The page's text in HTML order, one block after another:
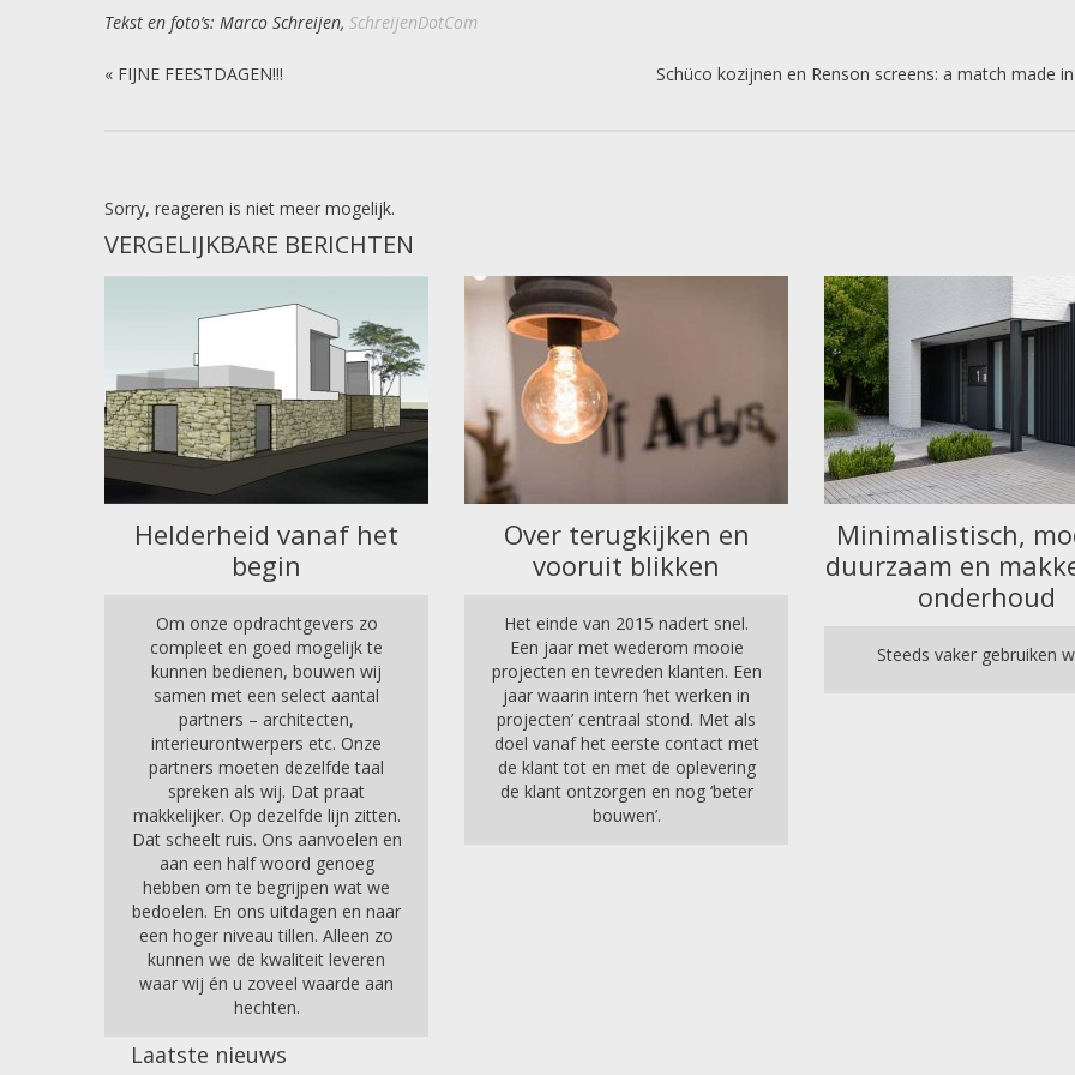
Tekst en foto’s: Marco Schreijen, SchreijenDotCom
« FIJNE FEESTDAGEN!!! Schüco kozijnen en Renson screens: a match made
Sorry, reageren is niet meer mogelijk.
VERGELIJKBARE BERICHTEN
Helderheid vanaf het
begin
Om onze opdrachtgevers zo
compleet en goed mogelijk te
kunnen bedienen, bouwen wij
samen met een select aantal
partners – architecten,
interieurontwerpers etc. Onze
partners moeten dezelfde taal
spreken als wij. Dat praat
makkelijker. Op dezelfde lijn zitten.
Dat scheelt ruis. Ons aanvoelen en
aan een half woord genoeg
hebben om te begrijpen wat we
bedoelen. En ons uitdagen en naar
een hoger niveau tillen. Alleen zo
kunnen we de kwaliteit leveren
waar wij én u zoveel waarde aan
hechten.
Over terugkijken en
vooruit blikken
Het einde van 2015 nadert snel.
Een jaar met wederom mooie
projecten en tevreden klanten. Een
jaar waarin intern ‘het werken in
projecten’ centraal stond. Met als
doel vanaf het eerste contact met
de klant tot en met de oplevering
de klant ontzorgen en nog ‘beter
bouwen’.
Minimalistisch,
duurzaam en
onderhoud
Steeds vaker gebruiken
Laatste nieuws